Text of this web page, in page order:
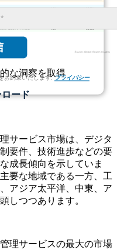
お約束いたします.プライバシー
XX%
XX
な洞察を取得
ード
サービス市場は、デジタ
要件、技術進歩などの要
成長傾向を示していま
要な地域である一方、工
アジア太平洋、中東、ア
しつつあります。
理サービスの最大の市場